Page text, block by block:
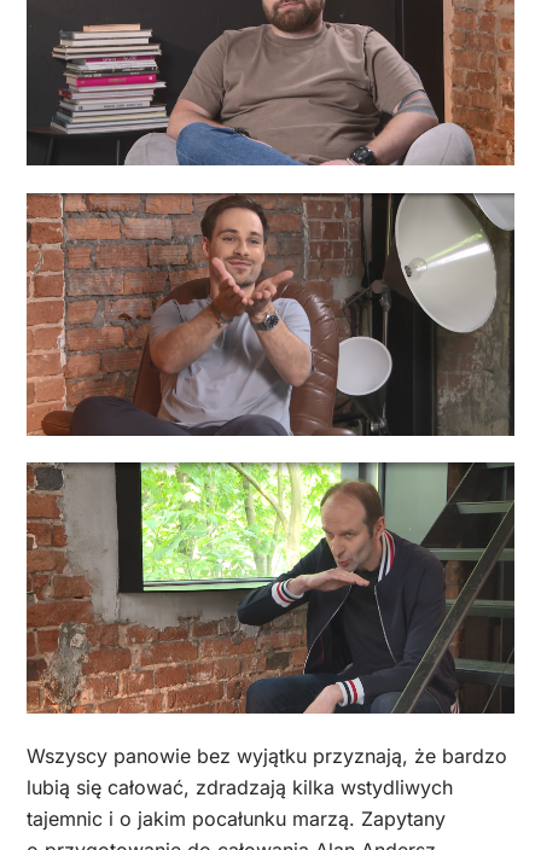
Wszyscy panowie bez wyjątku przyznają, że bardzo
lubią się całować, zdradzają kilka wstydliwych
tajemnic i o jakim pocałunku marzą. Zapytany